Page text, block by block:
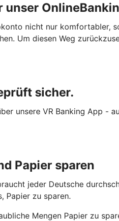
unser
nicht nur komfortabler,
Um diesen Weg
sicher.
unsere VR Banking App -
Papier sparen
jeder Deutsche
Papier zu sparen.
Mengen Papier zu